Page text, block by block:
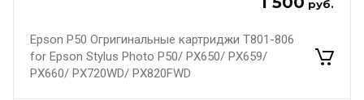
руб.
Epson P50 Огригинальные картриджи T801-806
for Epson Stylus Photo P50/ PX650/ PX659/
PX660/ PX720WD/ PX820FWD